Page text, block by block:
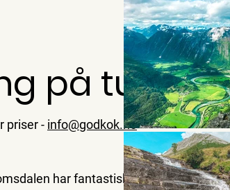
på tur
priser - info@godkok.no
har fantastiske muligheter